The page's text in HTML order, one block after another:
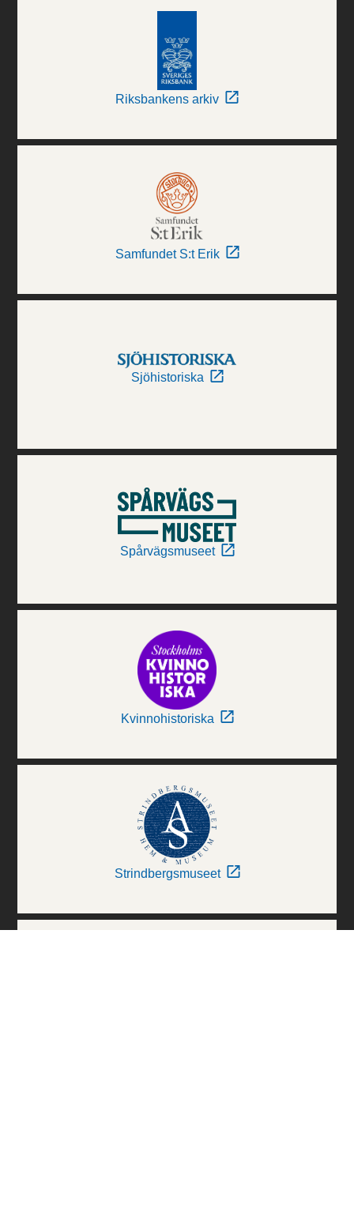
Riksbankens arkiv
Samfundet S:t Erik
Sjöhistoriska
Spårvägsmuseet
Kvinnohistoriska
Strindbergsmuseet